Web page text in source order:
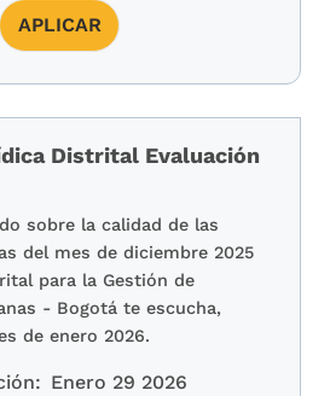
Distrital Evaluación
sobre la calidad de las
del mes de diciembre 2025
para la Gestión de
- Bogotá te escucha,
de enero 2026.
Enero 29 2026